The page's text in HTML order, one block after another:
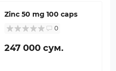
Zinc 50 mg 100 caps
0
247 000 сум.